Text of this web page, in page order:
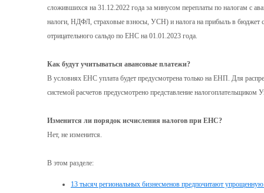
сложившихся на 31.12.2022 года за минусом переплаты по налогам с
налоги, НДФЛ, страховые взносы, УСН) и налога на прибыль в бюджет
отрицательного сальдо по ЕНС на 01.01.2023 года.
Как будут учитываться авансовые платежи?
В условиях ЕНС уплата будет предусмотрена только на ЕНП. Для
системой расчетов предусмотрено представление
Изменится ли порядок исчисления налогов при ЕНС?
Нет, не изменится.
В этом разделе:
13 тысяч региональных бизнесменов предпочитают